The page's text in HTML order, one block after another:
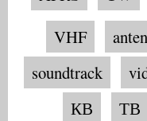
VHF
soundtrack
КВ
ТВ